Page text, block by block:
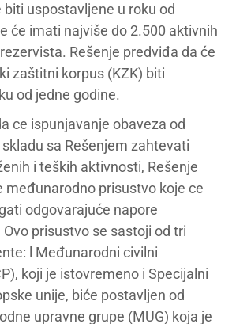
biti uspostavljene u roku od
će imati najviše do 2.500 aktivnih
Rešenje predviđa da će
zaštitni korpus (KZK) biti
od jedne godine.
ce ispunjavanje obaveza od
sa Rešenjem zahtevati
i teških aktivnosti, Rešenje
međunarodno prisustvo koje ce
odgovarajuće napore
prisustvo se sastoji od tri
l Međunarodni civilni
koji je istovremeno i Specijalni
unije, biće postavljen od
upravne grupe (MUG) koja je